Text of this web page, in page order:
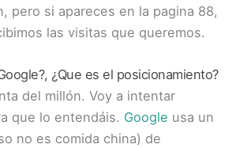
pero si apareces en la pagina 88,
las visitas que queremos.
?, ¿Que es el posicionamiento?
del millón. Voy a intentar
que lo entendáis. Google usa un
no es comida china) de